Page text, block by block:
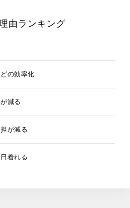
由ランキング
の効率化
減る
が減る
着れる